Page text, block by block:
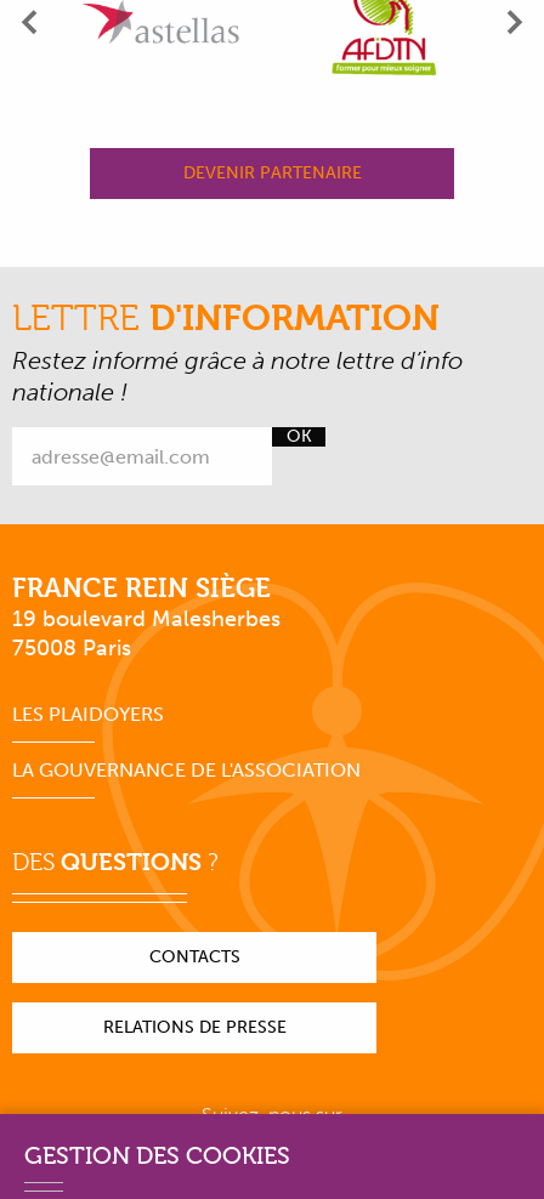
Précédent
DEVENIR PARTENAIRE
LETTRE D'INFORMATION
Restez informé grâce à notre lettre d’info
nationale !
OK
FRANCE REIN SIÈGE
19 boulevard Malesherbes
75008 Paris
LES PLAIDOYERS
LA GOUVERNANCE DE L'ASSOCIATION
DES QUESTIONS ?
CONTACTS
RELATIONS DE PRESSE
Suivez-nous sur
GESTION DES COOKIES